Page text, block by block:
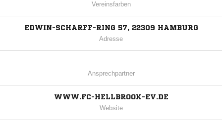
Vereinsfarben
EDWIN-SCHARFF-RING 57, 22309 HAMBURG
Adresse
Ansprechpartner
WWW.FC-HELLBROOK-EV.DE
Website